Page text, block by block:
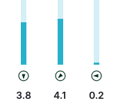
3.8 4.1 0.2